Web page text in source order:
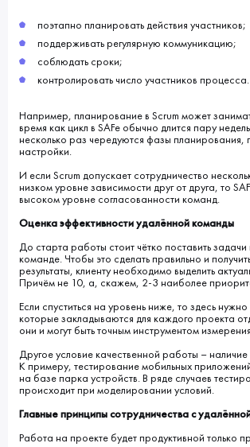
поэтапно планировать действия участников;
поддерживать регулярную коммуникацию;
соблюдать сроки;
контролировать число участников процесса.
Например, планирование в Scrum может
время как цикл в SAFe обычно длится пару
несколько раз чередуются фазы планирования,
настройки.
И если Scrum допускает сотрудничество
низком уровне зависимости друг от друга, то
высоком уровне согласованности команд.
Оценка эффективности удалённой команды
До старта работы стоит чётко поставить
команде. Чтобы это сделать правильно и
результаты, клиенту необходимо выделить
Причём не 10, а, скажем, 2-3 наиболее
Если спуститься на уровень ниже, то здесь нужно
которые закладываются для каждого проекта
они и могут быть точным инструментом
Другое условие качественной работы –
К примеру, тестирование мобильных
на базе парка устройств. В ряде случаев
происходит при моделировании условий.
Главные принципы сотрудничества с
Работа на проекте будет продуктивной только